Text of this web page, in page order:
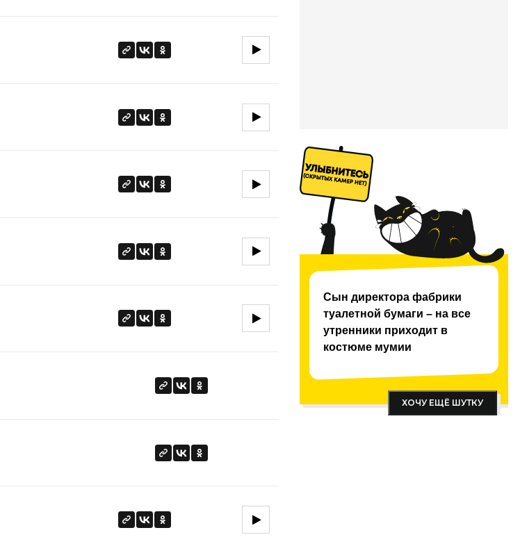
Сын директора фабрики
туалетной бумаги – на все
утренники приходит в
костюме мумии
ХОЧУ ЕЩЁ ШУТКУ